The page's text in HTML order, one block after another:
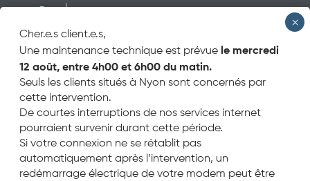
NOS OFFRES
COMBO
MOBILE
TÉLÉVISION
PARRAINAGE
MOBIZEN
Cher.e.s client.e.s,
Une maintenance technique est prévue le mercredi
12 août, entre 4h00 et 6h00 du matin.
Seuls les clients situés à Nyon sont concernés par
cette intervention.
De courtes interruptions de nos services internet
pourraient survenir durant cette période.
Si votre connexion ne se rétablit pas
automatiquement après l’intervention, un
redémarrage électrique de votre modem peut être